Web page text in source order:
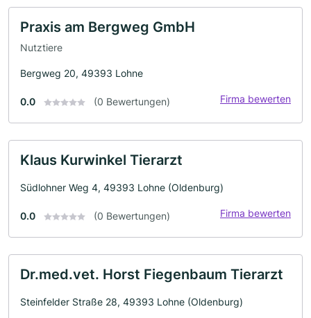
Praxis am Bergweg GmbH
Nutztiere
Bergweg 20, 49393 Lohne
0.0 (0 Bewertungen) Firma bewerten
Klaus Kurwinkel Tierarzt
Südlohner Weg 4, 49393 Lohne (Oldenburg)
0.0 (0 Bewertungen) Firma bewerten
Dr.med.vet. Horst Fiegenbaum Tierarzt
Steinfelder Straße 28, 49393 Lohne (Oldenburg)